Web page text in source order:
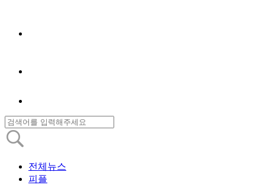
전체뉴스
피플